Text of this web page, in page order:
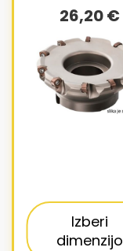
26,20 €
Izberi
dimenzijo